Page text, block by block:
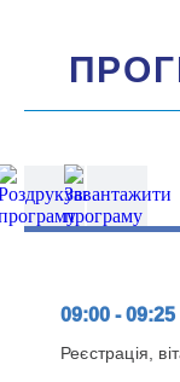
09:00 - 09:25
Реєстрація,